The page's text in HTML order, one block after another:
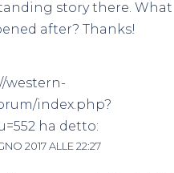
story there. What
after? Thanks!
western-
index.php?
ha detto:
2017 ALLE 22:27